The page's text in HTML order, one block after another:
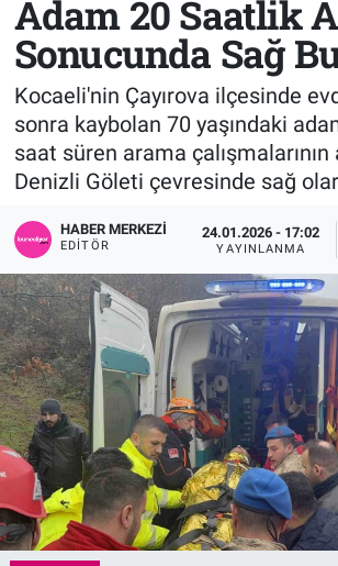
Adam 20 Saatlik
Sonucunda Sağ
Kocaeli'nin Çayırova ilçesinde
sonra kaybolan 70 yaşındaki
saat süren arama çalışmalarının
Denizli Göleti çevresinde sağ
HABER MERKEZI
EDITÖR
24.01.2026 - 17:02
YAYINLANMA
Spor
Teknoloji
KÜLTÜR SANAT